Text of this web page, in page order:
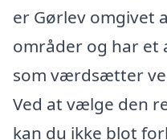
er Gørlev omgivet
områder og har et
som værdsætter
Ved at vælge den
kan du ikke blot